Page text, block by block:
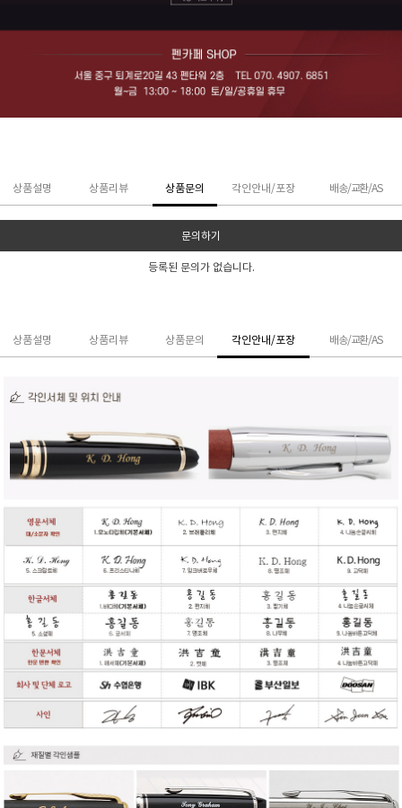
상품설명 상품리뷰 상품문의 각인안내/포장 배송/교환/AS
문의하기
등록된 문의가 없습니다.
상품설명 상품리뷰 상품문의 각인안내/포장 배송/교환/AS